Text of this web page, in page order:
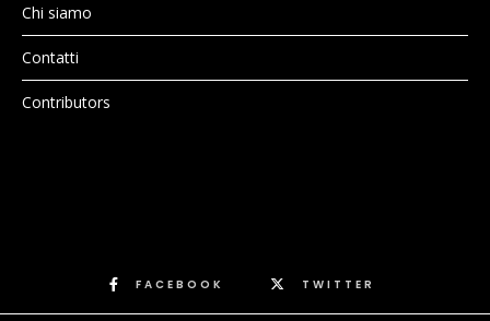
Chi siamo
Contatti
Contributors
FACEBOOK TWITTER